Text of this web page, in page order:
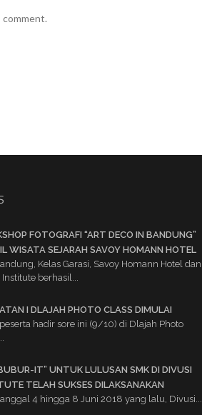
FOTOGRAFI “ART DECO IN BANDUNG”
WISATA SEJARAH SAVOY HOMANN HOTEL
Kelas Garasi, Savoy Homann Hotel dan
Institute berhasil...
I DLAJAH PHOTO CLASS DIMULAI
hadir sore ini (9/10) di Dlajah Photo
IT” UNTUK LULUSAN SMK DI DIVUSI
TELAH SUKSES DILAKSANAKAN
4 hingga 8 Juni 2018 yang lalu, Divusi...